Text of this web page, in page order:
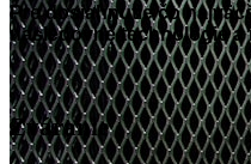
Pre dosiahnutie čo
nasledovné technológie a
Zváranie